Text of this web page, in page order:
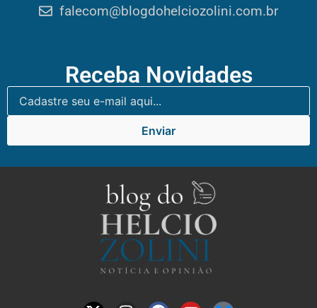
falecom@blogdohelciozolini.com.br
Receba Novidades
Enviar